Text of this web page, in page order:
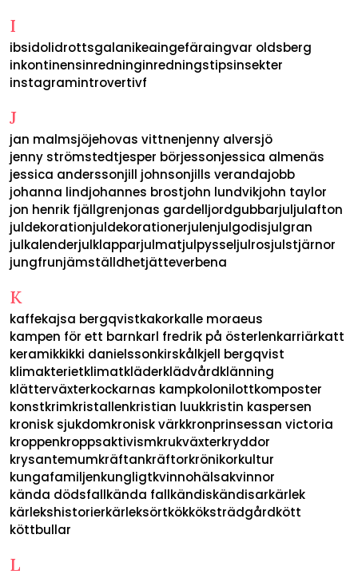
I
ibsidolidrottsgalanikeaingefäraingvar oldsberg
inkontinensinredninginredningstipsinsekter
instagramintrovertivf
J
jan malmsjöjehovas vittnenjenny alversjö
jenny strömstedtjesper börjessonjessica almenäs
jessica anderssonjill johnsonjills verandajobb
johanna lindjohannes brostjohn lundvikjohn taylor
jon henrik fjällgrenjonas gardelljordgubbarjuljulafton
juldekorationjuldekorationerjulenjulgodisjulgran
julkalenderjulklapparjulmatjulpysseljulrosjulstjärnor
jungfrunjämställdhetjätteverbena
K
kaffekajsa bergqvistkakorkalle moraeus
kampen för ett barnkarl fredrik på österlenkarriärkatt
keramikkikki danielssonkirskålkjell bergqvist
klimakterietklimatkläderklädvårdklänning
klätterväxterkockarnas kampkolonilottkomposter
konstkrimkristallenkristian luukkristin kaspersen
kronisk sjukdomkronisk värkkronprinsessan victoria
kroppenkroppsaktivismkrukväxterkryddor
krysantemumkräftankräftorkrönikorkultur
kungafamiljenkungligtkvinnohälsakvinnor
kända dödsfallkända fallkändiskändisarkärlek
kärlekshistorierkärleksörtkökköksträdgårdkött
köttbullar
L